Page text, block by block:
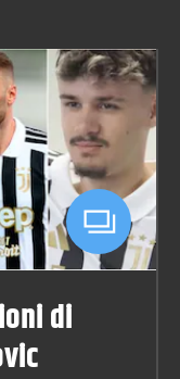
di